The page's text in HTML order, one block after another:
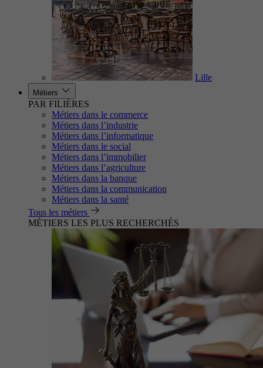
Lille
Métiers
PAR FILIÈRES
Métiers dans le commerce
Métiers dans l’industrie
Métiers dans l’informatique
Métiers dans le social
Métiers dans l’immobilier
Métiers dans l’agriculture
Métiers dans la banque
Métiers dans la communication
Métiers dans la santé
Tous les métiers
MÉTIERS LES PLUS RECHERCHÉS